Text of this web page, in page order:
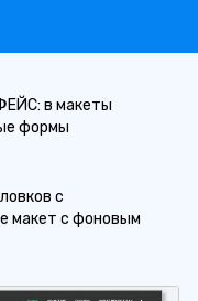
в макеты
формы
с
макет с фоновым